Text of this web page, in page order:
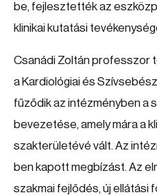
be, fejlesztették az
klinikai kutatási
Csanádi Zoltán professzor
a Kardiológiai és
fűződik az intézményben a
bevezetése, amely mára a
szakterületévé vált. Az
ben kapott megbízást. Az
szakmai fejlődés, új ellátási